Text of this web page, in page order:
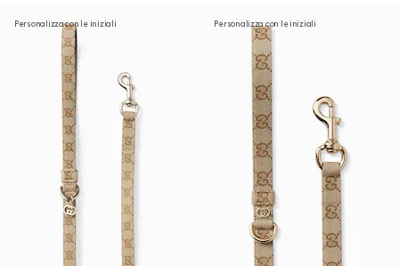
Personalizza con le iniziali Personalizza con le iniziali